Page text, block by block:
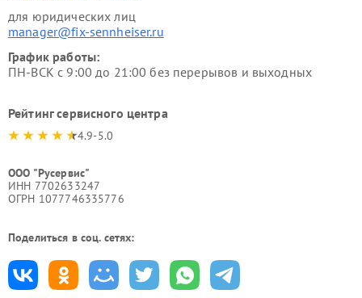
для юридических лиц
manager@fix-sennheiser.ru
График работы:
ПН-ВСК с 9:00 до 21:00 без перерывов и выходных
Рейтинг сервисного центра
4.9-5.0
ООО "Русервис"
ИНН 7702633247
ОГРН 1077746335776
Поделиться в соц. сетях: